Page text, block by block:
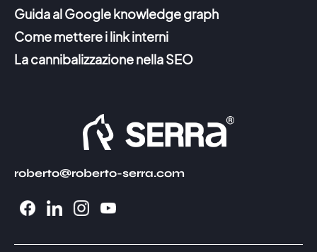
Guida al Google knowledge graph
Come mettere i link interni
La cannibalizzazione nella SEO
roberto@roberto-serra.com